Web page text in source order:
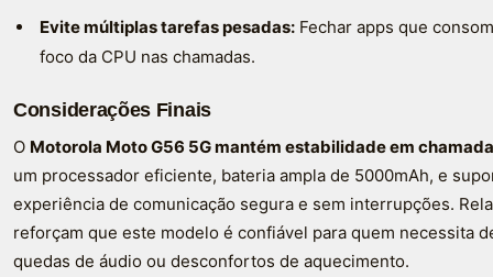
Evite múltiplas tarefas pesadas: Fechar apps que
foco da CPU nas chamadas.
Considerações Finais
O Motorola Moto G56 5G mantém estabilidade em
um processador eficiente, bateria ampla de 5000mAh, e
experiência de comunicação segura e sem interrupções.
reforçam que este modelo é confiável para quem necessita
quedas de áudio ou desconfortos de aquecimento.